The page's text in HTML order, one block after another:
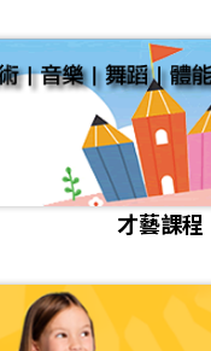
才藝課程
[課程]📌2026年夏季華
[課程]115年兒童正音班
[課程]📌成人正音班 線
[活動]2025『我是剪報
[活動]2025關愛親長